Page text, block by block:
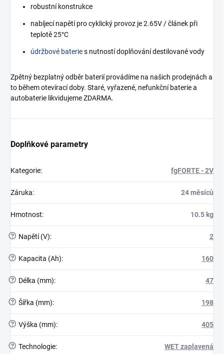
robustní konstrukce
nabíjecí napětí pro cyklický provoz je 2.65V / článek při
teplotě 25°C
údržbové bateries nutností doplňování destilované vody
Zpětný bezplatný odběr baterií provádíme na našich prodejnách a
to během otevírací doby. Staré, vyřazené, nefunkční baterie a
autobaterie likvidujeme ZDARMA.
Doplňkové parametry
Kategorie: fgFORTE - 2V
Záruka: 24 měsíců
Hmotnost: 10.5 kg
? Napětí (V): 2
? Kapacita (Ah): 160
? Délka (mm): 47
? Šířka (mm): 198
? Výška (mm): 405
? Technologie: WET zaplavená